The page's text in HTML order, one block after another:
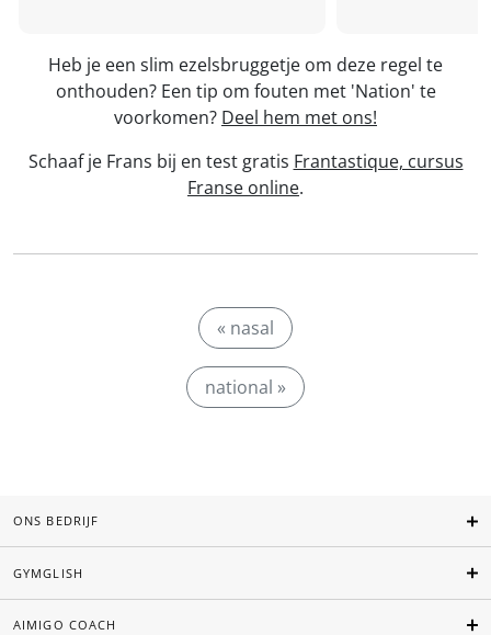
Heb je een slim ezelsbruggetje om deze regel te
onthouden? Een tip om fouten met 'Nation' te
voorkomen? Deel hem met ons!
Schaaf je Frans bij en test gratis Frantastique, cursus
Franse online.
« nasal
national »
ONS BEDRIJF
GYMGLISH
AIMIGO COACH